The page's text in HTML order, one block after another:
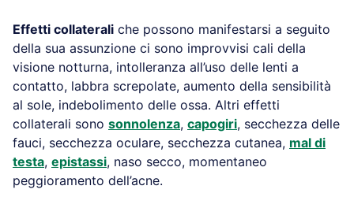
Effetti collaterali che possono manifestarsi a seguito
della sua assunzione ci sono improvvisi cali della
visione notturna, intolleranza all’uso delle lenti a
contatto, labbra screpolate, aumento della sensibilità
al sole, indebolimento delle ossa. Altri effetti
collaterali sono sonnolenza, capogiri, secchezza delle
fauci, secchezza oculare, secchezza cutanea, mal di
testa, epistassi, naso secco, momentaneo
peggioramento dell’acne.